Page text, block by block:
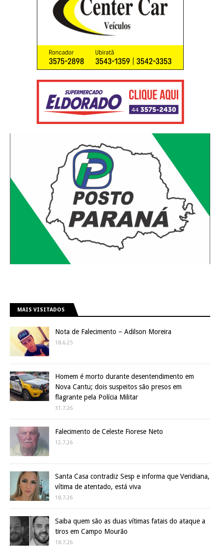
MAIS VISITADOS
Nota de Falecimento – Adilson Moreira
18.6.25
Homem é morto durante desentendimento em
Nova Cantu; dois suspeitos são presos em
flagrante pela Polícia Militar
31.7.26
Falecimento de Celeste Fiorese Neto
12.7.26
Santa Casa contradiz Sesp e informa que Veridiana,
vítima de atentado, está viva
18.7.26
Saiba quem são as duas vítimas fatais do ataque a
tiros em Campo Mourão
18.7.26